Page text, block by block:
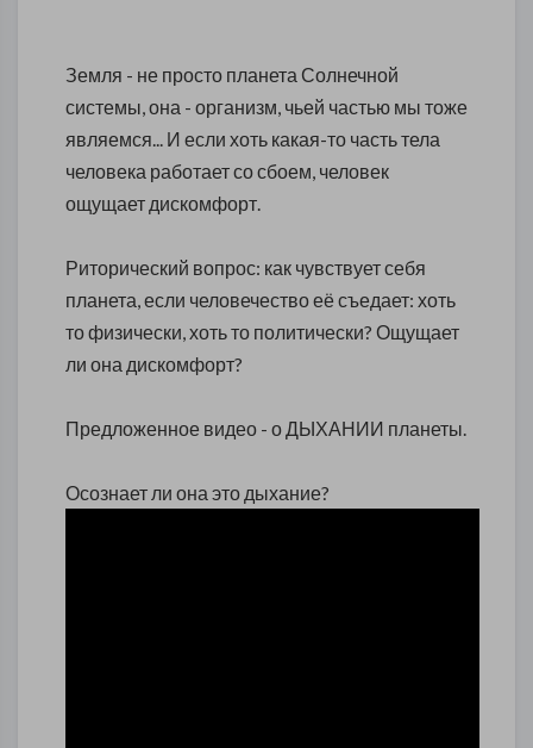
Земля - не просто планета Солнечной
системы, она - организм, чьей частью мы тоже
являемся... И если хоть какая-то часть тела
человека работает со сбоем, человек
ощущает дискомфорт.
Риторический вопрос: как чувствует себя
планета, если человечество её съедает: хоть
то физически, хоть то политически? Ощущает
ли она дискомфорт?
Предложенное видео - о ДЫХАНИИ планеты.
Осознает ли она это дыхание?